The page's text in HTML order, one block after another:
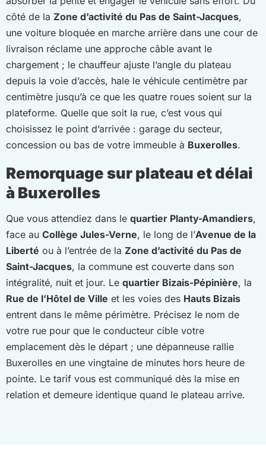
côté de la Zone d’activité du Pas de Saint-Jacques,
une voiture bloquée en marche arrière dans une cour de
livraison réclame une approche câble avant le
chargement ; le chauffeur ajuste l’angle du plateau
depuis la voie d’accès, hale le véhicule centimètre par
centimètre jusqu’à ce que les quatre roues soient sur la
plateforme. Quelle que soit la rue, c’est vous qui
choisissez le point d’arrivée : garage du secteur,
concession ou bas de votre immeuble à Buxerolles.
Remorquage sur plateau et délai
à Buxerolles
Que vous attendiez dans le quartier Planty-Amandiers,
face au Collège Jules-Verne, le long de l’Avenue de la
Liberté ou à l’entrée de la Zone d’activité du Pas de
Saint-Jacques, la commune est couverte dans son
intégralité, nuit et jour. Le quartier Bizais-Pépinière, la
Rue de l’Hôtel de Ville et les voies des Hauts Bizais
entrent dans le même périmètre. Précisez le nom de
votre rue pour que le conducteur cible votre
emplacement dès le départ ; une dépanneuse rallie
Buxerolles en une vingtaine de minutes hors heure de
pointe. Le tarif vous est communiqué dès la mise en
relation et demeure identique quand le plateau arrive.